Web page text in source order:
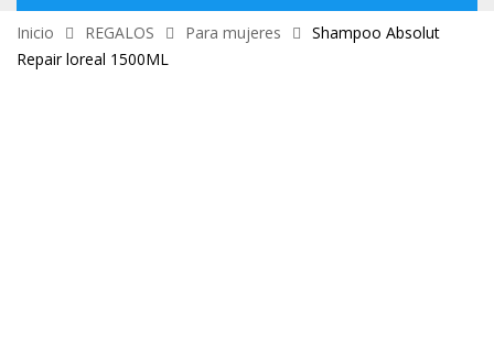
Inicio REGALOS Para mujeres
Shampoo Absolut
Repair loreal 1500ML